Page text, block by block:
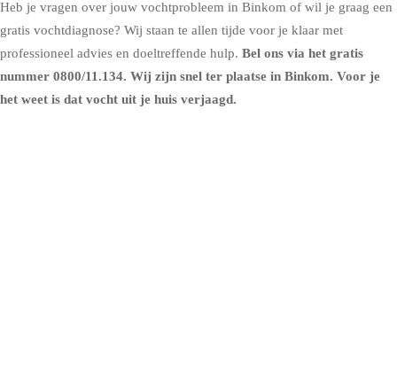
Heb je vragen over jouw vochtprobleem in Binkom of wil je graag een
gratis vochtdiagnose? Wij staan te allen tijde voor je klaar met
professioneel advies en doeltreffende hulp. Bel ons via het gratis
nummer 0800/11.134. Wij zijn snel ter plaatse in Binkom. Voor je
het weet is dat vocht uit je huis verjaagd.